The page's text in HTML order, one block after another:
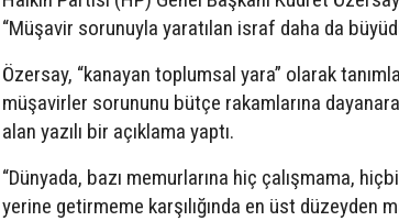
“Müşavir sorunuyla yaratılan israf daha da
Özersay, “kanayan toplumsal yara” olarak
müşavirler sorununu bütçe rakamlarına
alan yazılı bir açıklama yaptı.
“Dünyada, bazı memurlarına hiç çalışmama,
yerine getirmeme karşılığında en üst düzeyden